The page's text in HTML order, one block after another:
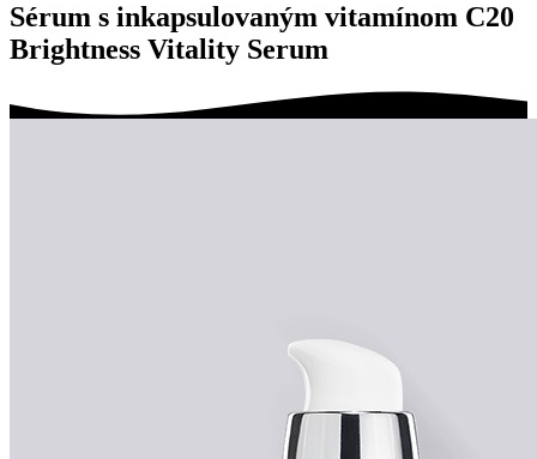
Sérum s inkapsulovaným vitamínom C20
Brightness Vitality Serum